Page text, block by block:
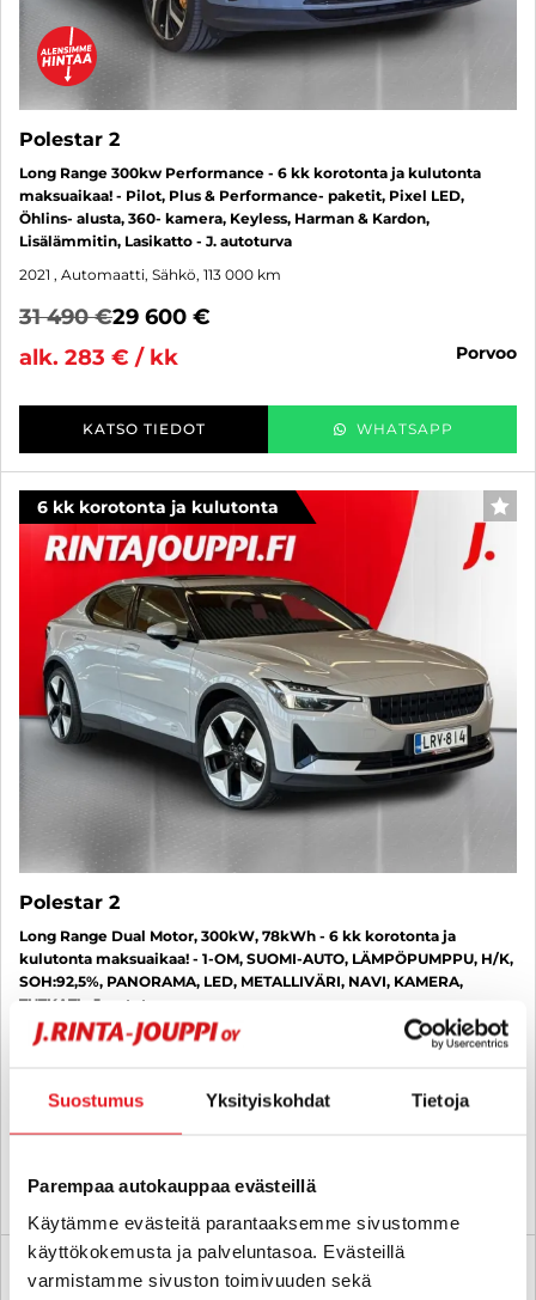
Suostumus Yksityiskohdat Tietoja
Parempaa autokauppaa evästeillä
Käytämme evästeitä parantaaksemme sivustomme
käyttökokemusta ja palveluntasoa. Evästeillä
varmistamme sivuston toimivuuden sekä
Polestar 2
Long Range 300kw Performance - 6 kk korotonta ja kulutonta
maksuaikaa! - Pilot, Plus & Performance- paketit, Pixel LED,
Öhlins- alusta, 360- kamera, Keyless, Harman & Kardon,
Lisälämmitin, Lasikatto - J. autoturva
2021 , Automaatti, Sähkö, 113 000 km
31 490 €29 600 €
alk. 283 € / kk
porvoo
KATSO TIEDOT WHATSAPP
6 kk korotonta ja kulutonta
Polestar 2
Long Range Dual Motor, 300kW, 78kWh - 6 kk korotonta ja
kulutonta maksuaikaa! - 1-OM, SUOMI-AUTO, LÄMPÖPUMPPU, H/K,
SOH:92,5%, PANORAMA, LED, METALLIVÄRI, NAVI, KAMERA,
TUTKAT! - J. autoturva
2022 , Automaatti, Sähkö, 120 000 km
seinäjoki
KATSO TIEDOT
6 kk korotonta ja kulutonta